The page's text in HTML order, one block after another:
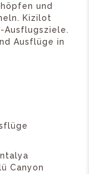
und
Kizilot
Ausflugsziele.
Ausflüge in
Canyon